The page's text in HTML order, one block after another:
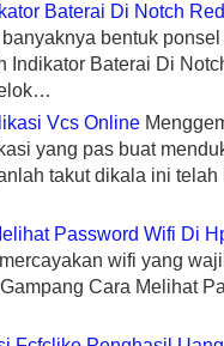
Baterai Di Notch
bentuk
Indikator Baterai Di
Vcs Online
yang pas buat
takut dikala ini
Password Wifi Di
wifi yang
Cara Melihat